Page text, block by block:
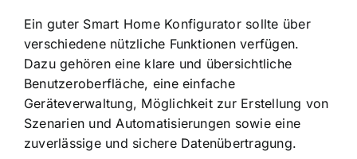
Ein guter Smart Home Konfigurator sollte über
verschiedene nützliche Funktionen verfügen.
Dazu gehören eine klare und übersichtliche
Benutzeroberfläche, eine einfache
Geräteverwaltung, Möglichkeit zur Erstellung von
Szenarien und Automatisierungen sowie eine
zuverlässige und sichere Datenübertragung.